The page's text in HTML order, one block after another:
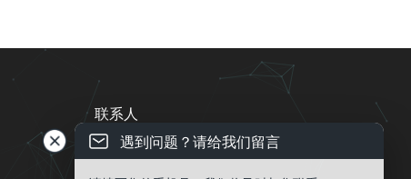
联系人
 电话 ： 13543837996
遇到问题？请给我们留言